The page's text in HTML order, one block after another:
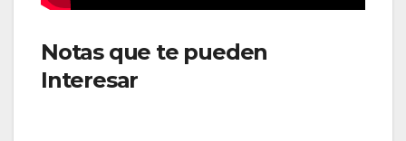
Notas que te pueden
Interesar